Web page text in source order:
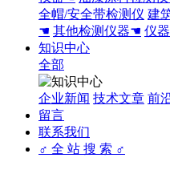
全帽/安全带检测仪 建
☚ 其他检测仪器☚ 仪
知识中心
全部
企业新闻 技术文章 前
留言
联系我们
♂ 全 站 搜 索 ♂